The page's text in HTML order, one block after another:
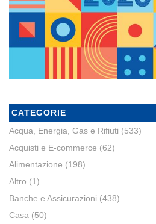
CATEGORIE
Acqua, Energia, Gas e Rifiuti (533)
Acquisti e E-commerce (62)
Alimentazione (198)
Altro (1)
Banche e Assicurazioni (438)
Casa (50)